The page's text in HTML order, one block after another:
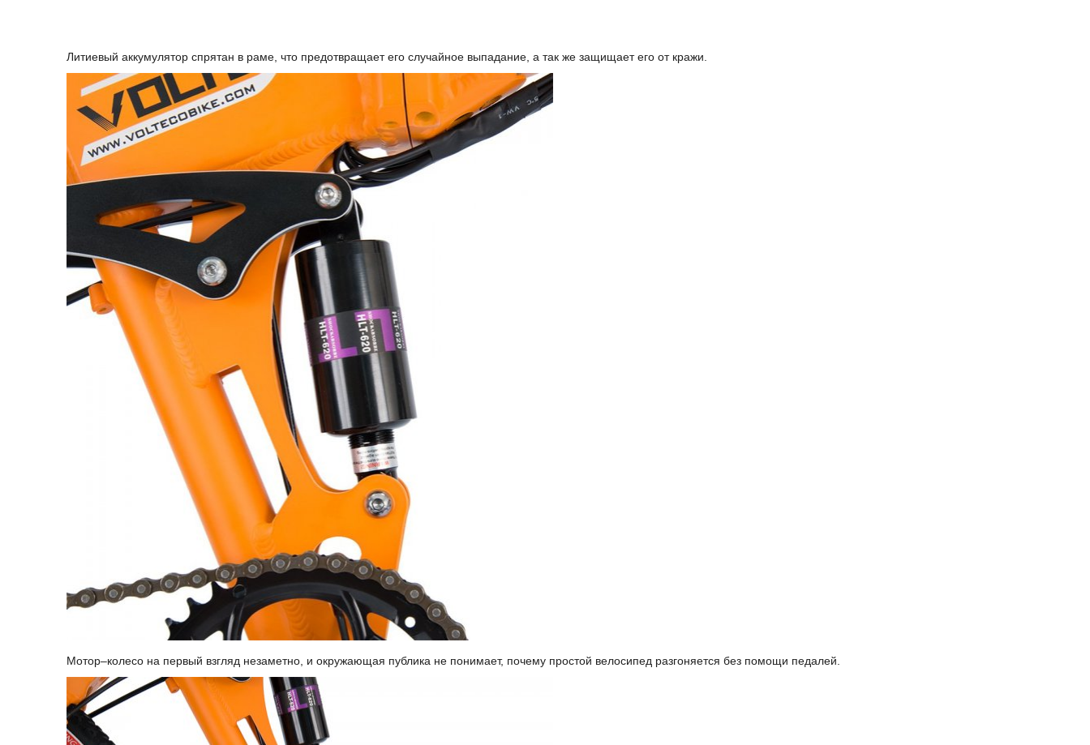
Литиевый аккумулятор спрятан в раме, что предотвращает его случайное выпадание, а так же защищает его от кражи.
Мотор–колесо на первый взгляд незаметно, и окружающая публика не понимает, почему простой велосипед разгоняется без помощи педалей.